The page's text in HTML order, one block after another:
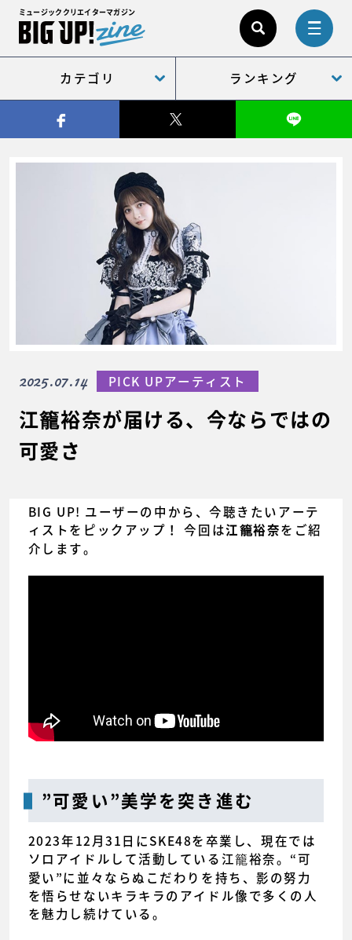
ミュージッククリエイターマガジン
カテゴリ ランキング
江籠裕奈が届ける、今ならではの
可愛さ
2025.07.14 PICK UPアーティスト
BIG UP! ユーザーの中から、今聴きたいアーテ
ィストをピックアップ！ 今回は江籠裕奈をご紹
介します。
”可愛い”美学を突き進む
2023年12月31日にSKE48を卒業し、現在では
ソロアイドルして活動している江籠裕奈。“可
愛い”に並々ならぬこだわりを持ち、影の努力
を悟らせないキラキラのアイドル像で多くの人
を魅力し続けている。